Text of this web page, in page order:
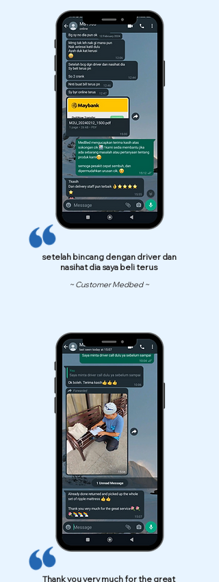
setelah bincang dengan driver dan
nasihat dia saya beli terus
~ Customer Medbed ~
Thank you very much for the great